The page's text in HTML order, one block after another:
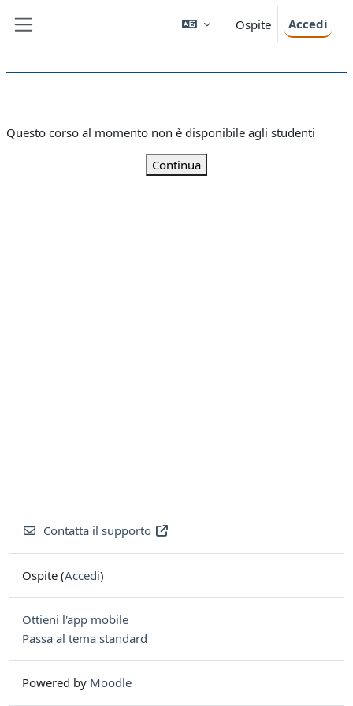
Ospite Accedi
Questo corso al momento non è disponibile agli studenti
Continua
Contatta il supporto
Ospite (Accedi)
Ottieni l'app mobile
Passa al tema standard
Powered by Moodle